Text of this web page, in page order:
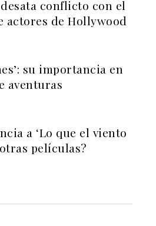
conflicto con el
actores de Hollywood
su importancia en
aventuras
a ‘Lo que el viento
películas?